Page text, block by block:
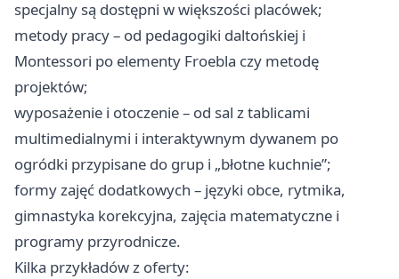
specjalny są dostępni w większości placówek;
metody pracy – od pedagogiki daltońskiej i
Montessori po elementy Froebla czy metodę
projektów;
wyposażenie i otoczenie – od sal z tablicami
multimedialnymi i interaktywnym dywanem po
ogródki przypisane do grup i „błotne kuchnie”;
formy zajęć dodatkowych – języki obce, rytmika,
gimnastyka korekcyjna, zajęcia matematyczne i
programy przyrodnicze.
Kilka przykładów z oferty: